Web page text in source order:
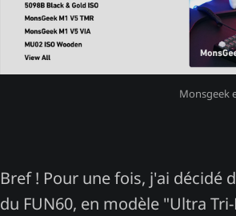
Monsgeek
Bref ! Pour une fois, j'ai décidé
du FUN60, en modèle "Ultra